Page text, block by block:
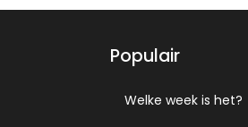
Populair
Welke week is het?